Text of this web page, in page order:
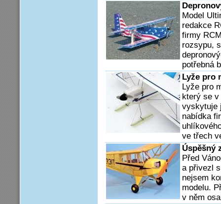
Model
redakce
firmy
rozsypu,
potřebná
Lyže pro
Lyže pro
který se v
vyskytuje
nabídka
ve třech
Úspěšný
Před
a přivezl
nejsem
modelu.
v něm